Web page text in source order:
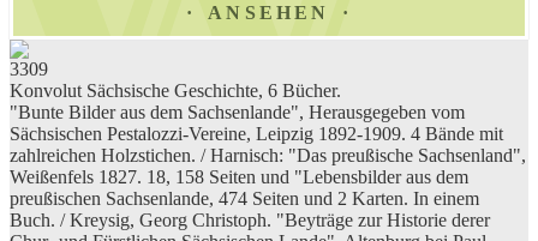
ANSEHEN
3309
Konvolut Sächsische Geschichte, 6 Bücher.
"Bunte Bilder aus dem Sachsenlande", Herausgegeben vom
Sächsischen Pestalozzi-Vereine, Leipzig 1892-1909. 4 Bände mit
zahlreichen Holzstichen. / Harnisch: "Das preußische Sachsenland",
Weißenfels 1827. 18, 158 Seiten und "Lebensbilder aus dem
preußischen Sachsenlande, 474 Seiten und 2 Karten. In einem
Buch. / Kreysig, Georg Christoph. "Beyträge zur Historie derer